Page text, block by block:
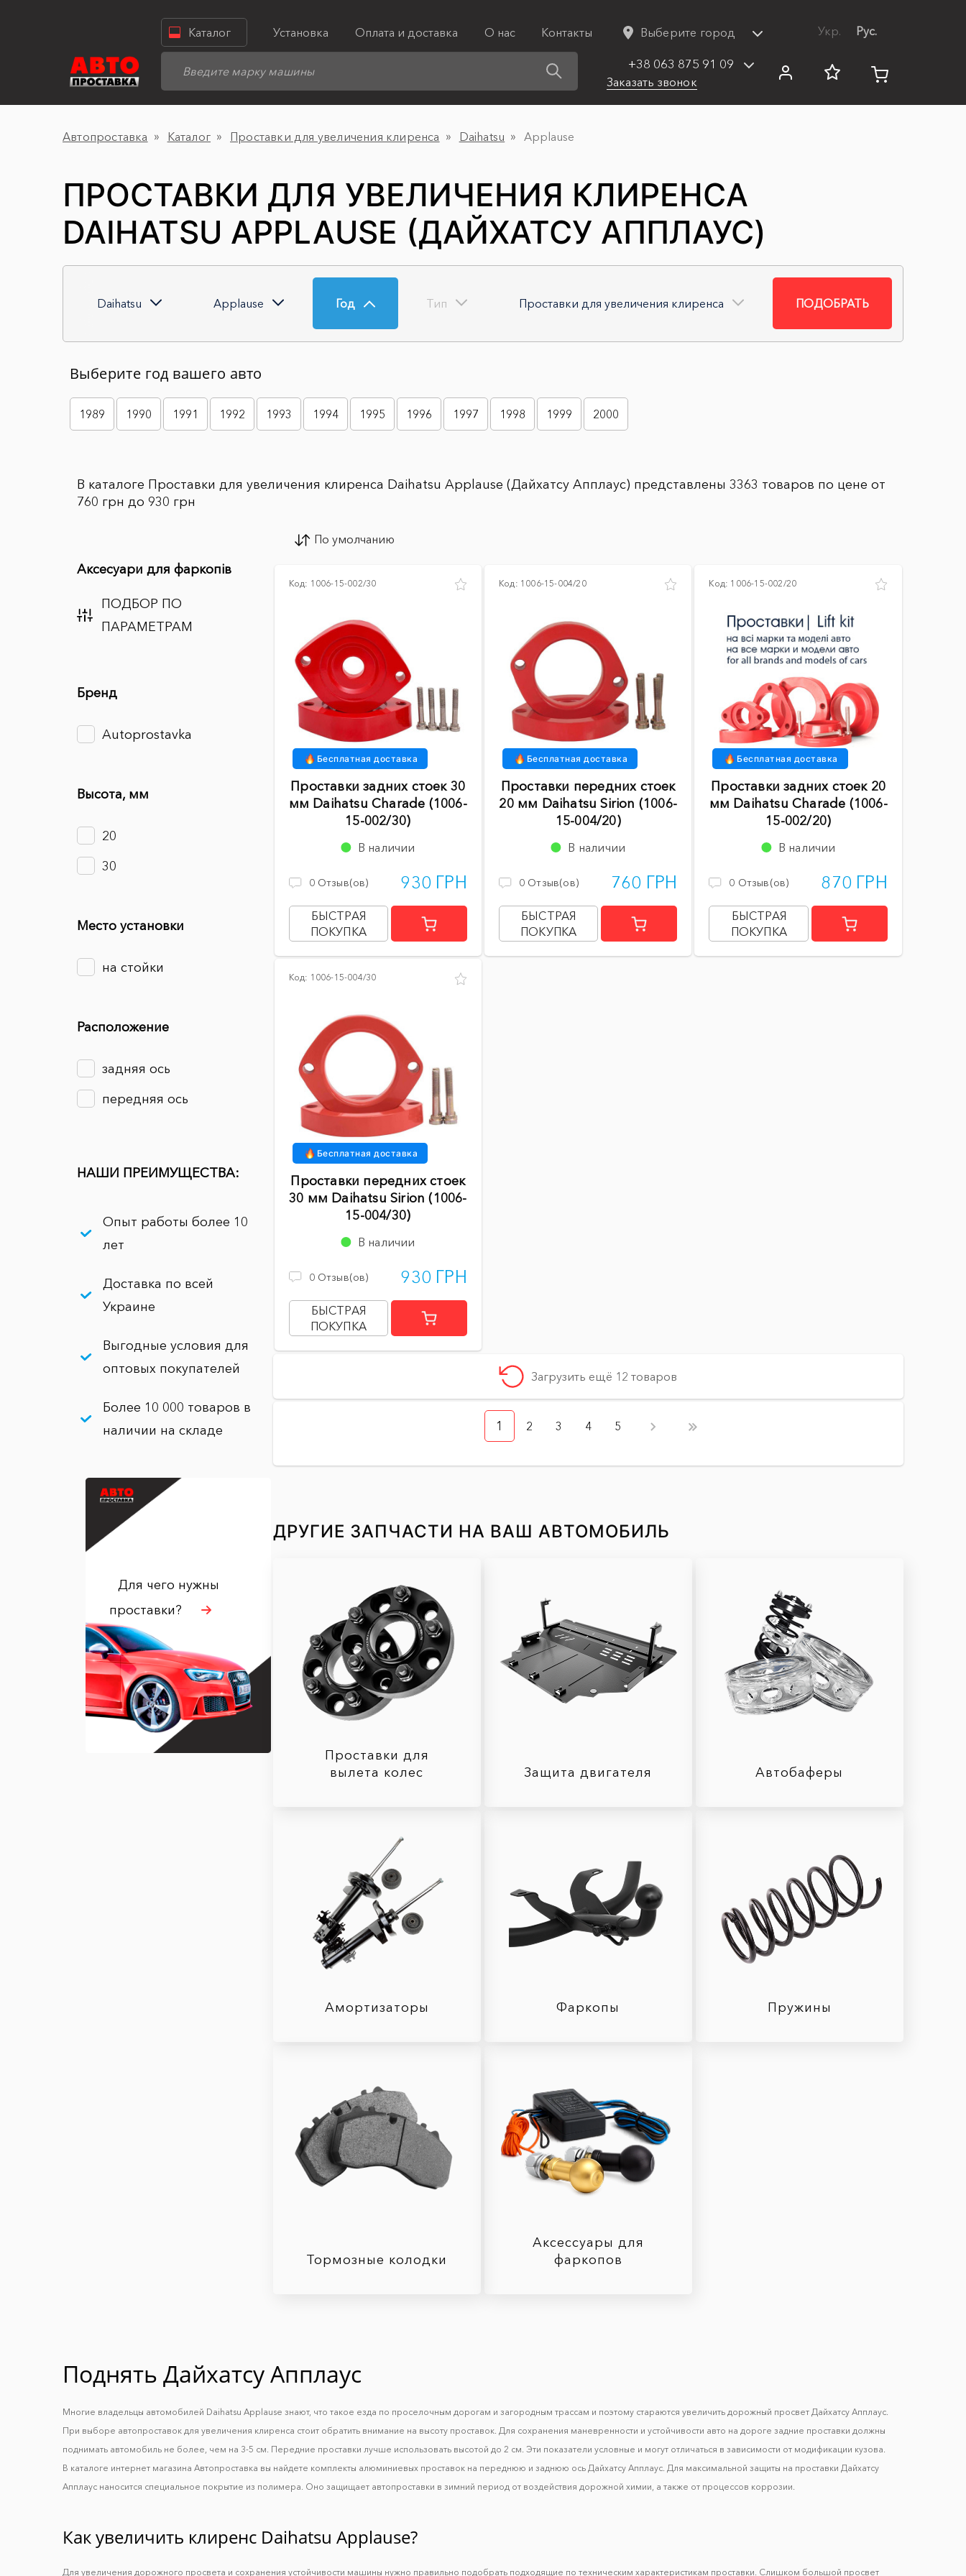
Каталог Установка Оплата и доставка О нас Контакты Выберите город Укр. Рус.
+38 063 875 91 09
Заказать звонок
Автопроставка Каталог Проставки для увеличения клиренса Daihatsu Applause
ПРОСТАВКИ ДЛЯ УВЕЛИЧЕНИЯ КЛИРЕНСА
DAIHATSU APPLAUSE (ДАЙХАТСУ АППЛАУС)
Daihatsu Applause Год Тип Проставки для увеличения клиренса ПОДОБРАТЬ
Выберите год вашего авто
1989 1990 1991 1992 1993 1994 1995 1996 1997 1998 1999 2000
В каталоге Проставки для увеличения клиренса Daihatsu Applause (Дайхатсу Апплаус) представлены 3363 товаров по цене от
760 грн до 930 грн
Аксесуари для фаркопів
ПОДБОР ПО
ПАРАМЕТРАМ
Бренд
Autoprostavka
Высота, мм
20
30
Место установки
на стойки
Расположение
задняя ось
передняя ось
НАШИ ПРЕИМУЩЕСТВА:
Опыт работы более 10
лет
Доставка по всей
Украине
Выгодные условия для
оптовых покупателей
Более 10 000 товаров в
наличии на складе
Для чего нужны
проставки?
По умолчанию
Код: 1006-15-002/30
Бесплатная доставка
Проставки задних стоек 30
мм Daihatsu Charade (1006-
15-002/30)
В наличии
0 Отзыв(ов) 930 ГРН
БЫСТРАЯ
ПОКУПКА
Код: 1006-15-004/20
Бесплатная доставка
Проставки передних стоек
20 мм Daihatsu Sirion (1006-
15-004/20)
В наличии
0 Отзыв(ов) 760 ГРН
БЫСТРАЯ
ПОКУПКА
Код: 1006-15-002/20
Бесплатная доставка
Проставки задних стоек 20
мм Daihatsu Charade (1006-
15-002/20)
В наличии
0 Отзыв(ов) 870 ГРН
БЫСТРАЯ
ПОКУПКА
Код: 1006-15-004/30
Бесплатная доставка
Проставки передних стоек
30 мм Daihatsu Sirion (1006-
15-004/30)
В наличии
0 Отзыв(ов) 930 ГРН
БЫСТРАЯ
ПОКУПКА
Загрузить ещё 12 товаров
1 2 3 4 5
ДРУГИЕ ЗАПЧАСТИ НА ВАШ АВТОМОБИЛЬ
Проставки для
вылета колес
Защита двигателя Автобаферы
Амортизаторы Фаркопы Пружины
Тормозные колодки
Аксессуары для
фаркопов
Поднять Дайхатсу Апплаус
Многие владельцы автомобилей Daihatsu Applause знают, что такое езда по проселочным дорогам и загородным трассам и поэтому стараются увеличить дорожный просвет Дайхатсу Апплаус.
При выборе автопроставок для увеличения клиренса стоит обратить внимание на высоту проставок. Для сохранения маневренности и устойчивости авто на дороге задние проставки должны
поднимать автомобиль не более, чем на 3-5 см. Передние проставки лучше использовать высотой до 2 см. Эти показатели условные и могут отличаться в зависимости от модификации кузова.
В каталоге интернет магазина Автопроставка вы найдете комплекты алюминиевых проставок на переднюю и заднюю ось Дайхатсу Апплаус. Для максимальной защиты на проставки Дайхатсу
Апплаус наносится специальное покрытие из полимера. Оно защищает автопроставки в зимний период от воздействия дорожной химии, а также от процессов коррозии.
Как увеличить клиренс Daihatsu Applause?
Для увеличения дорожного просвета и сохранения устойчивости машины нужно правильно подобрать подходящие по техническим характеристикам проставки. Слишком большой просвет